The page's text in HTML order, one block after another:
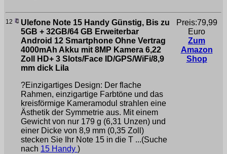
12
Ulefone Note 15 Handy Günstig, Bis zu
5GB + 32GB/64 GB Erweiterbar
Android 12 Smartphone Ohne Vertrag
4000mAh Akku mit 8MP Kamera 6,22
Zoll HD+ 3 Slots/Face ID/GPS/WiFi/8,9
mm dick Lila
?Einzigartiges Design: Der flache
Rahmen, einzigartige Farbtöne und das
kreisförmige Kameramodul strahlen eine
Ästhetik der Symmetrie aus. Mit einem
Gewicht von nur 179 g (6,31 Unzen) und
einer Dicke von 8,9 mm (0,35 Zoll)
stecken Sie Ihr Note 15 in die T ...(Suche
nach 15 Handy )
Preis:79,99
Euro
Zum
Amazon
Shop